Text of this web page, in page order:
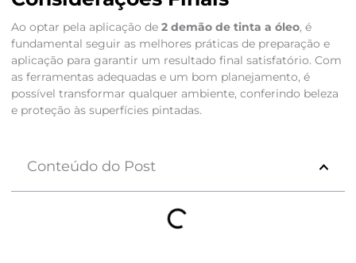
Ao optar pela aplicação de 2 demão de tinta a óleo, é
fundamental seguir as melhores práticas de preparação e
aplicação para garantir um resultado final satisfatório. Com
as ferramentas adequadas e um bom planejamento, é
possível transformar qualquer ambiente, conferindo beleza
e proteção às superfícies pintadas.
Conteúdo do Post